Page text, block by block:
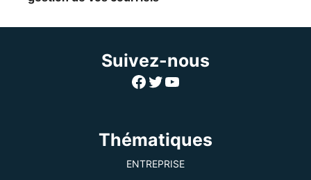
Suivez-nous
Facebook
Twitter
YouTube
Thématiques
ENTREPRISE